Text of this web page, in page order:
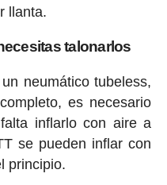
llanta.
talonarlos
neumático tubeless,
es necesario
inflarlo con aire a
se pueden inflar con
principio.